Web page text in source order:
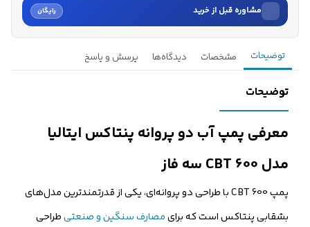
مشاوره قبل از خرید رایگان
نام
کارشناسان فروش درباره «پمپ آب دو پروانه پنتاکس ایتالیا مدل...» با شما
تماس می‌گیرند.
ثبت درخواست مشاوره رایگان
توضیحات مشخصات دیدگاه‌ها پرسش و پاسخ
توضیحات
معرفی پمپ آب دو پروانه پنتاکس ایتالیا
مدل CBT 600 سه فاز
پمپ CBT 600 با طراحی دو پروانه‌ای، یکی از قدرتمندترین مدل‌های
بشقابی پنتاکس است که برایمصارف سنگین و صنعتیطراحی